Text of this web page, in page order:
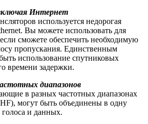
Интернет
используется недорогая
Вы можете использовать для
сможете обеспечить необходимую
пропускания. Единственным
использование спутниковых
времени задержки.
диапазонов
в разных частотных диапазонах
могут быть объединены в одну
и данных.